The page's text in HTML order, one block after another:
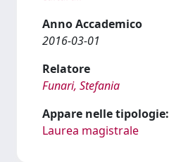
Anno Accademico
2016-03-01
Relatore
Funari, Stefania
Appare nelle tipologie:
Laurea magistrale